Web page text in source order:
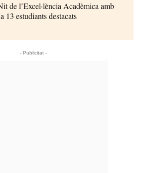
de l’Excel·lència Acadèmica amb
13 estudiants destacats
- Publicitat -